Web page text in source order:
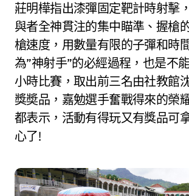
莊明樺指出漆彈固定靶計時射擊
與者全神貫注的集中瞄準、握槍
槍速度，用數量有限的子彈和時
為”神射手”的必經過程，也是不
小時比賽，取出前三名由社教館
獎奬品，嘉勉選手奮戰得來的榮
都表示，活動有得玩又有獎品可
心了!